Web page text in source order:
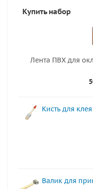
Купить набор
Лента ПВХ для
Кисть для клея
Валик для